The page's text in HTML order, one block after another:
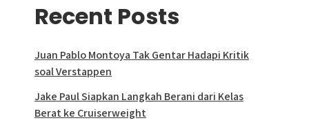
Recent Posts
Juan Pablo Montoya Tak Gentar Hadapi Kritik
soal Verstappen
Jake Paul Siapkan Langkah Berani dari Kelas
Berat ke Cruiserweight